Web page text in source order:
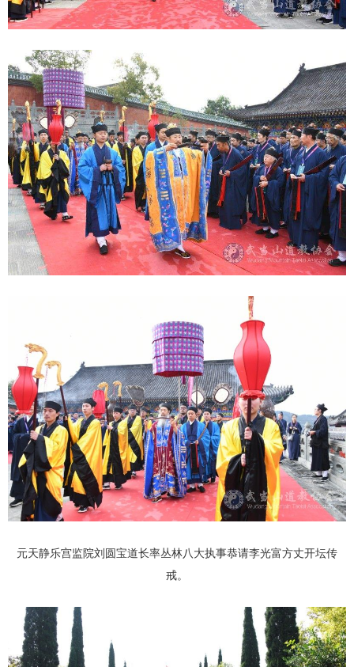
元天静乐宫监院刘圆宝道长率丛林八大执事恭请李光富方丈开坛传
戒。